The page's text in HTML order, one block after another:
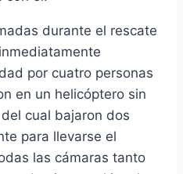
durante el rescate
por cuatro personas
en un helicóptero sin
cual bajaron dos
para llevarse el
las cámaras tanto